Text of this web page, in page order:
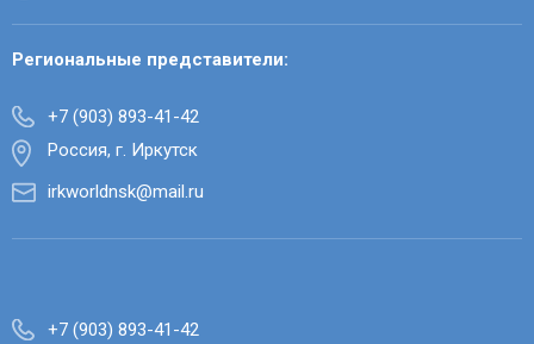
Региональные представители:
+7 (903) 893-41-42
Россия, г. Иркутск
irkworldnsk@mail.ru
+7 (903) 893-41-42